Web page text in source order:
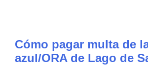
Cómo pagar multa de
azul/ORA de Lago de